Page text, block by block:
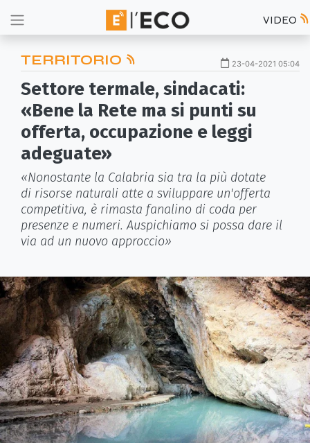
VIDEO
TERRITORIO 23-04-2021 05:04
Settore termale, sindacati:
«Bene la Rete ma si punti su
offerta, occupazione e leggi
adeguate»
«Nonostante la Calabria sia tra la più dotate
di risorse naturali atte a sviluppare un'offerta
competitiva, è rimasta fanalino di coda per
presenze e numeri. Auspichiamo si possa dare il
via ad un nuovo approccio»